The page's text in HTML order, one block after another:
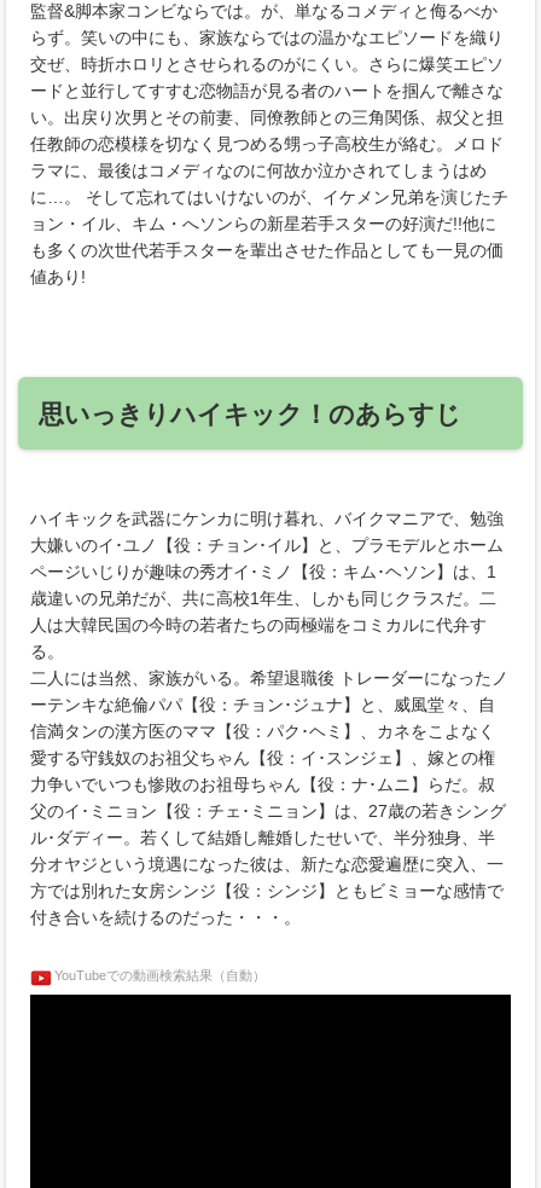
監督&脚本家コンビならでは。が、単なるコメディと侮るべか
らず。笑いの中にも、家族ならではの温かなエピソードを織り
交ぜ、時折ホロリとさせられるのがにくい。さらに爆笑エピソ
ードと並行してすすむ恋物語が見る者のハートを掴んで離さな
い。出戻り次男とその前妻、同僚教師との三角関係、叔父と担
任教師の恋模様を切なく見つめる甥っ子高校生が絡む。メロド
ラマに、最後はコメディなのに何故か泣かされてしまうはめ
に…。 そして忘れてはいけないのが、イケメン兄弟を演じたチ
ョン・イル、キム・へソンらの新星若手スターの好演だ!!他に
も多くの次世代若手スターを輩出させた作品としても一見の価
値あり!
思いっきりハイキック！のあらすじ
ハイキックを武器にケンカに明け暮れ、バイクマニアで、勉強
大嫌いのイ･ユノ【役：チョン･イル】と、プラモデルとホーム
ページいじりが趣味の秀才イ･ミノ【役：キム･ヘソン】は、1
歳違いの兄弟だが、共に高校1年生、しかも同じクラスだ。二
人は大韓民国の今時の若者たちの両極端をコミカルに代弁す
る。
二人には当然、家族がいる。希望退職後 トレーダーになったノ
ーテンキな絶倫パパ【役：チョン･ジュナ】と、威風堂々、自
信満タンの漢方医のママ【役：パク･ヘミ】、カネをこよなく
愛する守銭奴のお祖父ちゃん【役：イ･スンジェ】、嫁との権
力争いでいつも惨敗のお祖母ちゃん【役：ナ･ムニ】らだ。叔
父のイ･ミニョン【役：チェ･ミニョン】は、27歳の若きシング
ル･ダディー。若くして結婚し離婚したせいで、半分独身、半
分オヤジという境遇になった彼は、新たな恋愛遍歴に突入、一
方では別れた女房シンジ【役：シンジ】ともビミョーな感情で
付き合いを続けるのだった・・・。
YouTubeでの動画検索結果（自動）